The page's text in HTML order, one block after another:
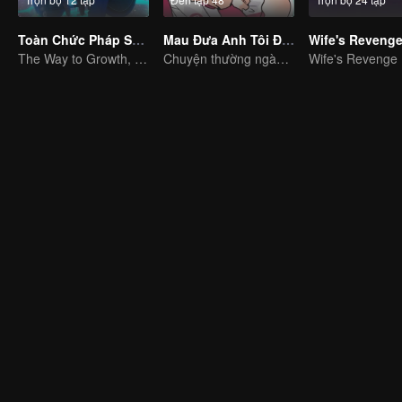
Toàn Chức Pháp Sư S1
The Way to Growth, Encouragement and Self-improvement
Mau Đưa Anh Tôi Đi Giùm Cái
Chuyện thường ngày cười ôm bụng của hai anh em
Wife's Revenge
Wife's Revenge